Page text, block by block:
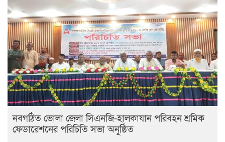
নবগঠিত ভোলা জেলা সিএনজি-হালকাযান পরিবহন শ্রমিক
ফেডারেশনের পরিচিতি সভা অনুষ্ঠিত